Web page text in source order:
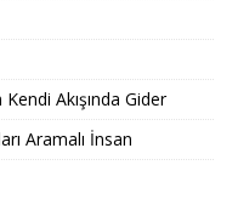
Akışında Gider
Aramalı İnsan